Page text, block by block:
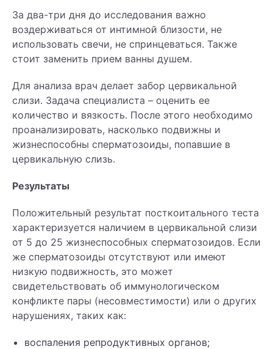
За два-три дня до исследования важно
воздерживаться от интимной близости, не
использовать свечи, не спринцеваться. Также
стоит заменить прием ванны душем.
Для анализа врач делает забор цервикальной
слизи. Задача специалиста – оценить ее
количество и вязкость. После этого необходимо
проанализировать, насколько подвижны и
жизнеспособны сперматозоиды, попавшие в
цервикальную слизь.
Результаты
Положительный результат посткоитального теста
характеризуется наличием в цервикальной слизи
от 5 до 25 жизнеспособных сперматозоидов. Если
же сперматозоиды отсутствуют или имеют
низкую подвижность, это может
свидетельствовать об иммунологическом
конфликте пары (несовместимости) или о других
нарушениях, таких как:
воспаления репродуктивных органов;